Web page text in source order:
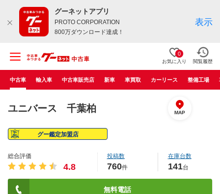
グーネットアプリ
PROTO CORPORATION
800万ダウンロード達成！
表示
0
お気に入り 閲覧履歴
中古車 輸入車 中古車販売店 新車 車買取 カーリース 整備工場
ユニバース 千葉柏 MAP
グー鑑定加盟店
総合評価
4.8
投稿数
760件
在庫台数
141台
無料電話